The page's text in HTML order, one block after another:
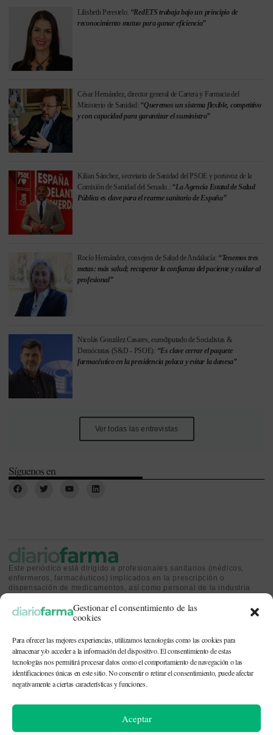
Gestionar el consentimiento de las
cookies
Para ofrecer las mejores experiencias, utilizamos tecnologías como las cookies para
almacenar y/o acceder a la información del dispositivo. El consentimiento de estas
tecnologías nos permitirá procesar datos como el comportamiento de navegación o las
identificaciones únicas en este sitio. No consentir o retirar el consentimiento, puede afectar
negativamente a ciertas características y funciones.
Aceptar
Lilisbeth Perestelo: “RedETS trabaja bajo un principio de
reconocimiento mutuo para ganar eficiencia”
César Hernández, director general de Cartera y Farmacia del
Ministerio de Sanidad: “Queremos un sistema flexible, competitivo
y con capacidad para garantizar el suministro”
Kilian Sánchez, secretario de Sanidad del PSOE y portavoz de la
Comisión de Sanidad del Senado.: “La Agencia Estatal de Salud
Pública es clave para el rearme sanitario de España”
Rocío Hernández, consejera de Salud de Andalucía: “Tenemos tres
metas: más salud; recuperar la confianza del paciente y cuidar al
profesional”
Nicolás González Casares, eurodiputado de Socialistas &
Demócratas (S&D - PSOE): “Es clave cerrar el paquete
farmacéutico en la presidencia polaca y evitar la danesa”
Ver todas las entrevistas
Síguenos en
Este periódico está dirigido a profesionales sanitarios (médicos,
enfermeros, farmacéuticos) implicados en la prescripción o
dispensación de medicamentos, así como personal de la industria
sanitaria.
CONTACTO Y QUIÉNES SOMOS|POLÍTICA DE COOKIES|POLÍTICA DE
© 2026. Todos los derechos reservados. |
| Recursos
fotográficos: depositphotos